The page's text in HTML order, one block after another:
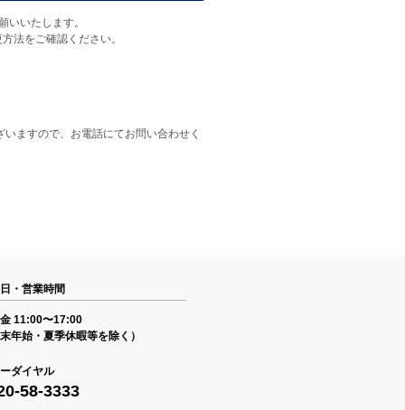
いたします。
法をご確認ください。
ますので、お電話にてお問い合わせく
・営業時間
11:00〜17:00
末年始・夏季休暇等を除く）
ダイヤル
58-3333